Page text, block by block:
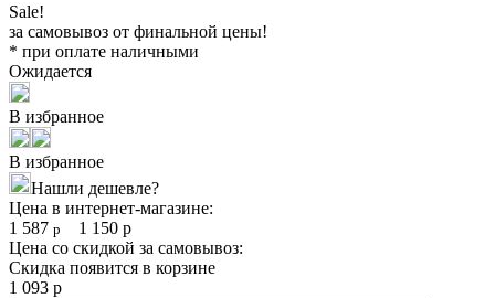
Sale!
за самовывоз от финальной цены!
* при оплате наличными
Ожидается
В избранное
В избранное
Нашли дешевле?
Цена в интернет-магазине:
1 587 р 1 150 р
Цена со скидкой за самовывоз:
Скидка появится в корзине
1 093 р